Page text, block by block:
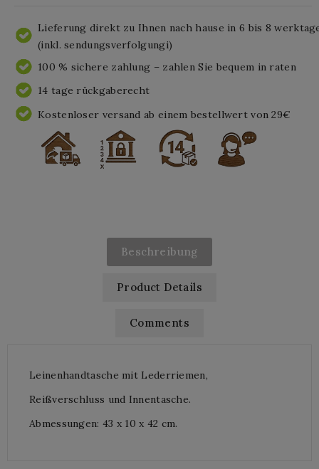
Lieferung direkt zu Ihnen nach hause in 6 bis 8
(inkl. sendungsverfolgungi)
100 % sichere zahlung – zahlen Sie bequem in raten
14 tage rückgaberecht
Kostenloser versand ab einem bestellwert von 29€
Beschreibung
Product Details
Comments
Leinenhandtasche mit Lederriemen,
Reißverschluss und Innentasche.
Abmessungen: 43 x 10 x 42 cm.